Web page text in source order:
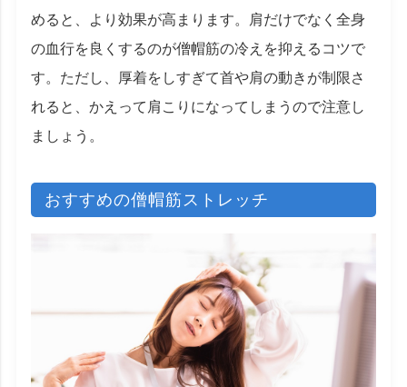
めると、より効果が高まります。肩だけでなく全身
の血行を良くするのが僧帽筋の冷えを抑えるコツで
す。ただし、厚着をしすぎて首や肩の動きが制限さ
れると、かえって肩こりになってしまうので注意し
ましょう。
おすすめの僧帽筋ストレッチ